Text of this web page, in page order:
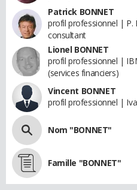
Patrick BONNET
profil professionnel | P.
consultant
Lionel BONNET
profil professionnel |
(services financiers)
Vincent BONNET
profil professionnel |
Nom "BONNET"
Famille "BONNET"